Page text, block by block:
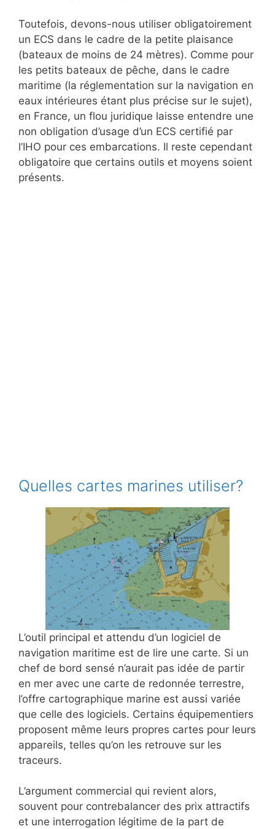
Toutefois, devons-nous utiliser obligatoirement
un ECS dans le cadre de la petite plaisance
(bateaux de moins de 24 mètres). Comme pour
les petits bateaux de pêche, dans le cadre
maritime (la réglementation sur la navigation en
eaux intérieures étant plus précise sur le sujet),
en France, un flou juridique laisse entendre une
non obligation d’usage d’un ECS certifié par
l’IHO pour ces embarcations. Il reste cependant
obligatoire que certains outils et moyens soient
présents.
Quelles cartes marines utiliser?
L’outil principal et attendu d’un logiciel de
navigation maritime est de lire une carte. Si un
chef de bord sensé n’aurait pas idée de partir
en mer avec une carte de redonnée terrestre,
l’offre cartographique marine est aussi variée
que celle des logiciels. Certains équipementiers
proposent même leurs propres cartes pour leurs
appareils, telles qu’on les retrouve sur les
traceurs.
L’argument commercial qui revient alors,
souvent pour contrebalancer des prix attractifs
et une interrogation légitime de la part de